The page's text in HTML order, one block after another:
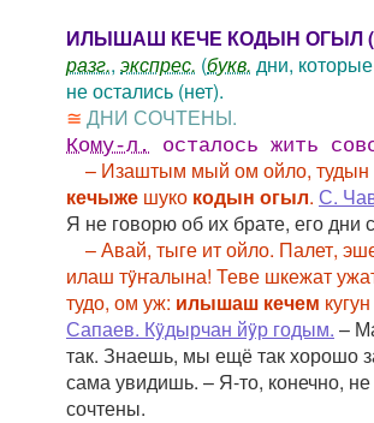
ИЛЫШАШ КЕЧЕ КОДЫН ОГЫЛ
разг., экспрес. (букв. дни,
не остались (нет).
≅ ДНИ СОЧТЕНЫ.
Кому-л. осталось жить
– Изаштым мый ом ойло, тудын
кечыже шуко кодын огыл. С.
Я не говорю об их брате, его дни
– Авай, тыге ит ойло. Палет,
илаш тÿҥалына! Теве шкежат
тудо, ом уж: илышаш кечем кугун
Сапаев. Кÿдырчан йÿр годым. –
так. Знаешь, мы ещё так хорошо
сама увидишь. – Я-то, конечно,
сочтены.